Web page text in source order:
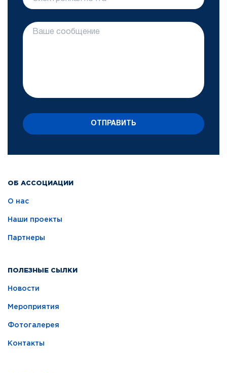
ОБ АССОЦИАЦИИ
О нас
Наши проекты
Партнеры
ПОЛЕЗНЫЕ СЫЛКИ
Новости
Мероприятия
Фотогалерея
Контакты
ОТПРАВИТЬ